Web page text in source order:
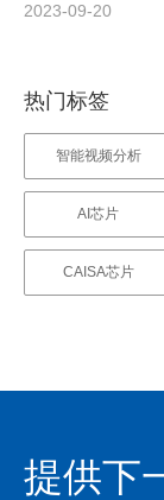
2023-09-20
热门标签
智能视频分析
AI芯片
CAISA芯片
提供下